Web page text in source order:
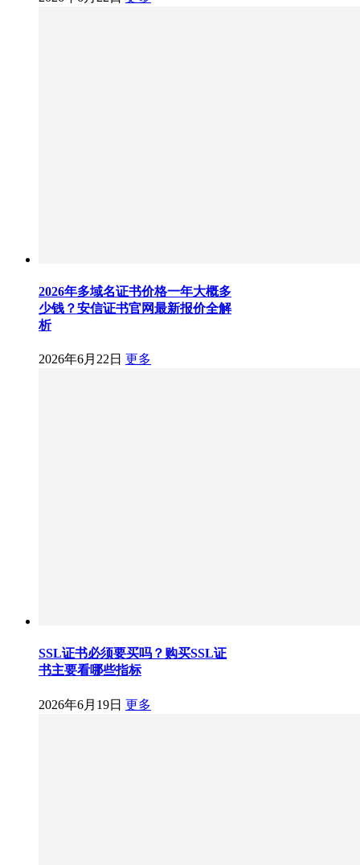
2026年多域名证书价格一年大概多
少钱？安信证书官网最新报价全解
析
2026年6月22日 更多
SSL证书必须要买吗？购买SSL证
书主要看哪些指标
2026年6月19日 更多